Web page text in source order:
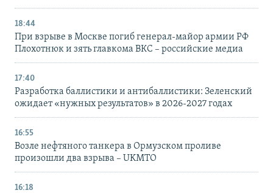
18:44
При взрыве в Москве погиб генерал-майор армии РФ
Плохотнюк и зять главкома ВКС – российские медиа
17:40
Разработка баллистики и антибаллистики: Зеленский
ожидает «нужных результатов» в 2026-2027 годах
16:55
Возле нефтяного танкера в Ормузском проливе
произошли два взрыва – UKMTO
16:18